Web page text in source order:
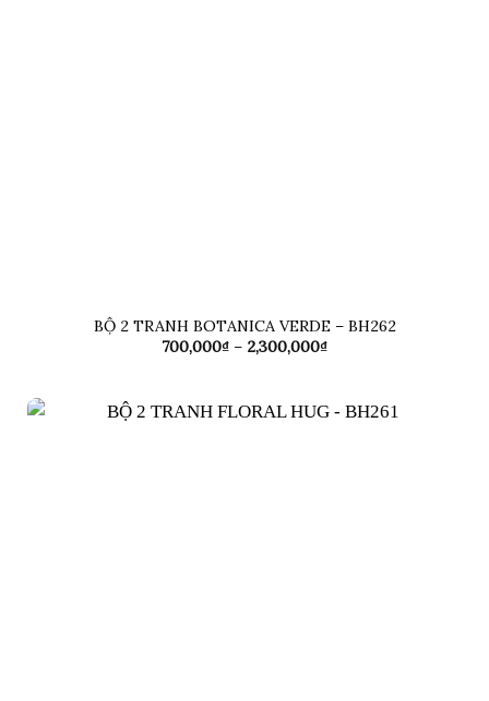
BỘ 2 TRANH BOTANICA VERDE – BH262
700,000₫ – 2,300,000₫Khoảng
đến
2,300,000₫